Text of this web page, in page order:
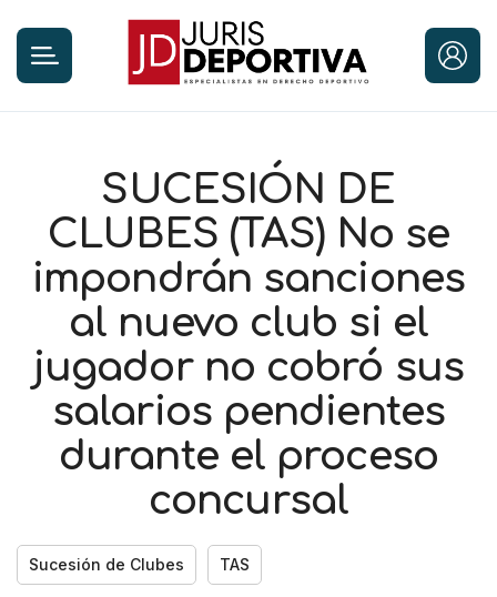
SUCESIÓN DE
CLUBES (TAS) No se
impondrán sanciones
al nuevo club si el
jugador no cobró sus
salarios pendientes
durante el proceso
concursal
Sucesión de Clubes TAS